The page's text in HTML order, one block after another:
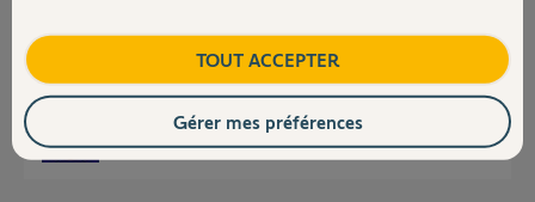
il y a plus de 3 ans
TOUT ACCEPTER
Gérer mes préférences